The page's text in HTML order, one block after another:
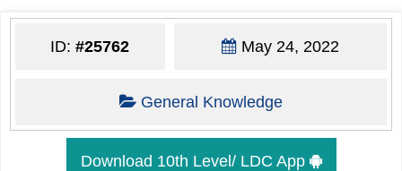
ID:#25762 May 24, 2022
General Knowledge
Download 10th Level/ LDC App